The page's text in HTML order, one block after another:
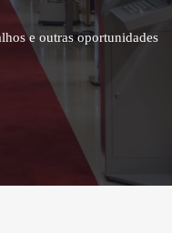
e outras oportunidades